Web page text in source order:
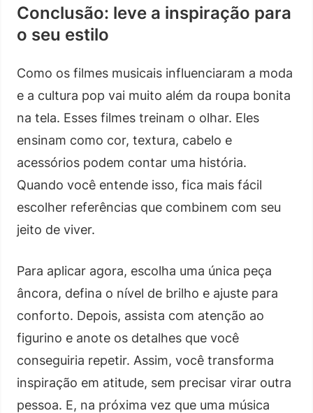
Conclusão: leve a inspiração para
o seu estilo
Como os filmes musicais influenciaram a moda
e a cultura pop vai muito além da roupa bonita
na tela. Esses filmes treinam o olhar. Eles
ensinam como cor, textura, cabelo e
acessórios podem contar uma história.
Quando você entende isso, fica mais fácil
escolher referências que combinem com seu
jeito de viver.
Para aplicar agora, escolha uma única peça
âncora, defina o nível de brilho e ajuste para
conforto. Depois, assista com atenção ao
figurino e anote os detalhes que você
conseguiria repetir. Assim, você transforma
inspiração em atitude, sem precisar virar outra
pessoa. E, na próxima vez que uma música